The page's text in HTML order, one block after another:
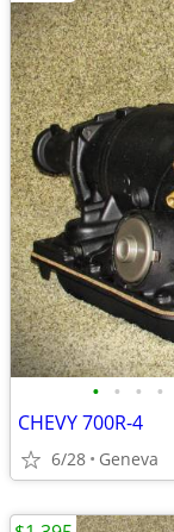
• • • •
CHEVY 700R-4
6/28 Geneva